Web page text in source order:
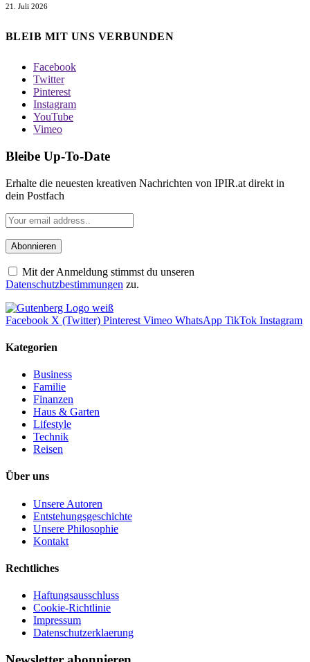
21. Juli 2026
BLEIB MIT UNS VERBUNDEN
Facebook
Twitter
Pinterest
Instagram
YouTube
Vimeo
Bleibe Up-To-Date
Erhalte die neuesten kreativen Nachrichten von IPIR.at direkt in
dein Postfach
Mit der Anmeldung stimmst du unseren
Datenschutzbestimmungen zu.
Facebook X (Twitter) Pinterest Vimeo WhatsApp TikTok Instagram
Kategorien
Business
Familie
Finanzen
Haus & Garten
Lifestyle
Technik
Reisen
Über uns
Unsere Autoren
Entstehungsgeschichte
Unsere Philosophie
Kontakt
Rechtliches
Haftungsausschluss
Cookie-Richtlinie
Impressum
Datenschutzerklaerung